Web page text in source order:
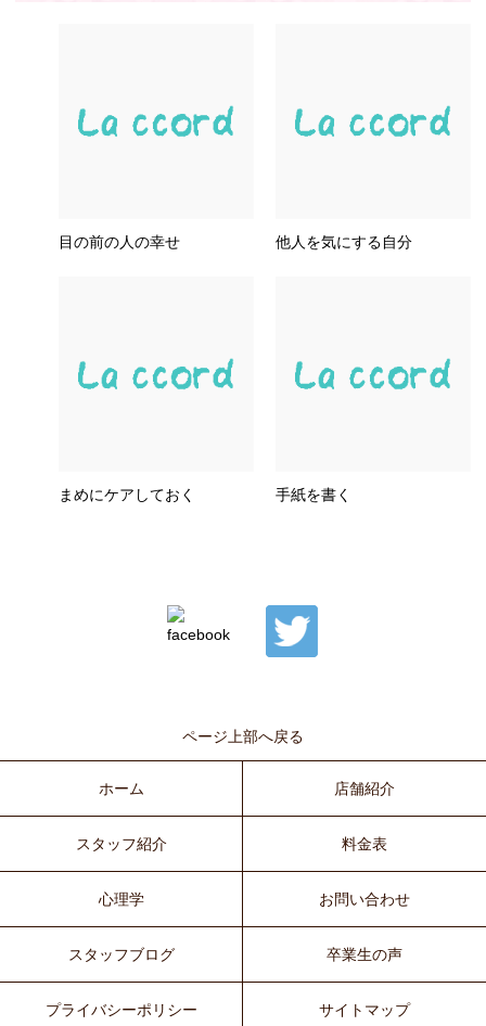
目の前の人の幸せ 他人を気にする自分
まめにケアしておく 手紙を書く
ページ上部へ戻る
ホーム 店舗紹介
スタッフ紹介 料金表
心理学 お問い合わせ
スタッフブログ 卒業生の声
プライバシーポリシー サイトマップ